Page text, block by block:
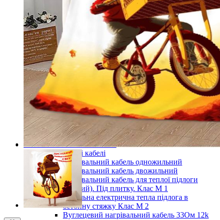
Готові комплекти теплої інфрачервоної плівкової
підлоги
Комплекти для монтажу теплої підлоги
Monocrystal під будь-які покриття
Комплекти для монтажу теплої підлоги
Monocrystal під плитку
Комплекти для монтажу теплої підлоги
Monocrystal (з терморегулятором) під будь-які
покриття
Комплекти для монтажу теплої підлоги
Monocrystal (з терморегулятором) під плитку
Терморегулятори для теплої підлоги
Комплектуючі для монтажу теплої електричної
підлоги
Показати усі Інфрачервона електрична плівкова тепла
підлога
Кабельні системи опалення
Нагрівальні кабелі
Нагрівальний кабель одножильний
Нагрівальний кабель двожильний
Нагрівальний кабель для теплої підлоги
(тонкий). Під плитку. Клас М 1
Кабельна електрична тепла підлога в
бетонну стяжку Клас М 2
Вуглецевий нагрівальний кабель 33Ом 12k